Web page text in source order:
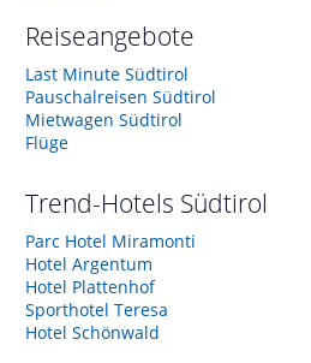
Reiseangebote
Last Minute Südtirol
Pauschalreisen Südtirol
Mietwagen Südtirol
Flüge
Trend-Hotels Südtirol
Parc Hotel Miramonti
Hotel Argentum
Hotel Plattenhof
Sporthotel Teresa
Hotel Schönwald